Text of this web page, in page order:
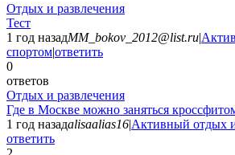
Отдых и развлечения
Тест
1 год назадMM_bokov_2012@list.ru|
спортом|ответить
0
ответов
Отдых и развлечения
Где в Москве можно заняться
1 год назадalisaalias16|Активный отдых
ответить